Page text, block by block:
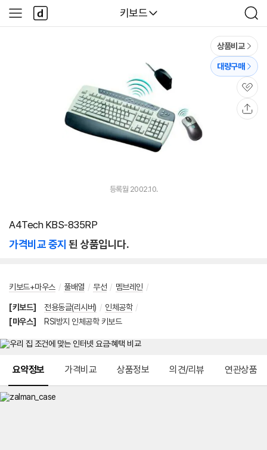
다나와
키보드
검
색
사
이
다
나
와
상품비교
대량구매
관
심
등록월 2002.10.
A4Tech KBS-835RP
가격비교 중지 된 상품입니다.
키보드+마우스 / 풀배열 / 무선 / 멤브레인 /
[키보드] 전용동글(리시버) / 인체공학 /
[마우스]
RSI방지 인체공학 키보드
요약정보 가격비교 상품정보 의견/리뷰 연관상품